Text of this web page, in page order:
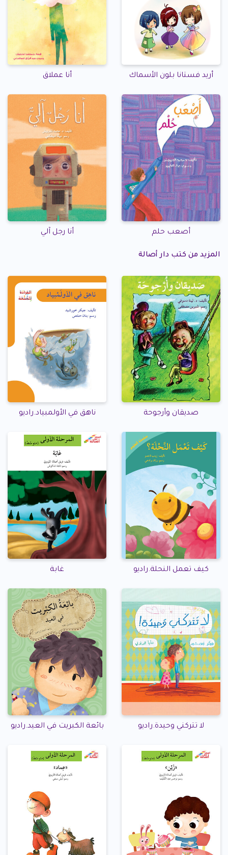
أريد فستانا بلون الأسماك أنا عملاق
أصعب حلم أنا رجل آلي
المزيد من كتب دار أصالة
صديقان وأرجوحة ناهق في الأولمبياد.راديو
كيف تعمل النحلة.راديو غابة
لا تتركني وحيدة.راديو بائعة الكبريت في العيد.راديو